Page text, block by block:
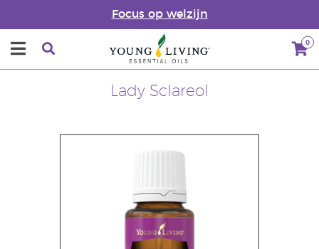
Focus op welzijn
0
Lady Sclareol